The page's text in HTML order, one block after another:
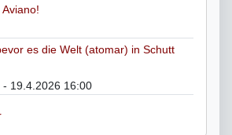
es die Welt (atomar) in Schutt
19.4.2026 16:00